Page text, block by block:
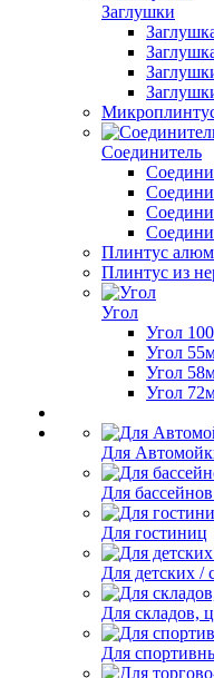
Заглушки
Соединитель
Плинтус
Плинтус из
Угол
Угол
Угол
Угол
Угол
Для
Для
Для гостиниц
Для детских /
Для складов,
Для